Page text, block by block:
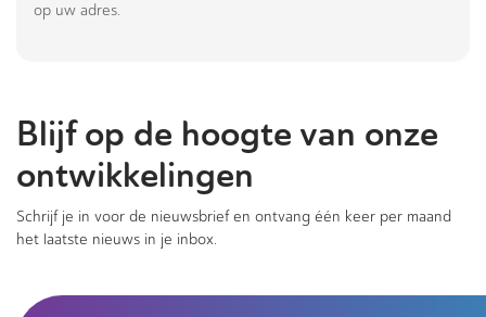
op uw adres.
Blijf op de hoogte van onze
ontwikkelingen
Schrijf je in voor de nieuwsbrief en ontvang één keer per maand
het laatste nieuws in je inbox.